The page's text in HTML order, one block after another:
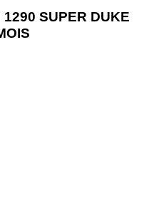
SUPER DUKE